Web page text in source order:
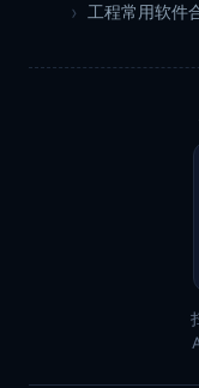
工程常用软件